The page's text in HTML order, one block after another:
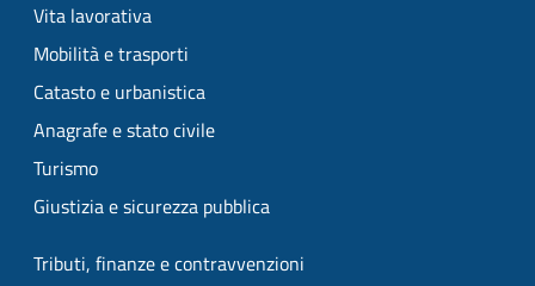
Vita lavorativa
Mobilità e trasporti
Catasto e urbanistica
Anagrafe e stato civile
Turismo
Giustizia e sicurezza pubblica
Tributi, finanze e contravvenzioni